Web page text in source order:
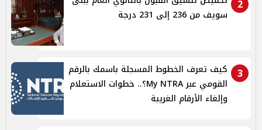
2
سويف من 236 إلى 231 درجة
3
كيف تعرف الخطوط المسجلة باسمك بالرقم
القومي عبر My NTRA؟.. خطوات الاستعلام
وإلغاء الأرقام الغريبة